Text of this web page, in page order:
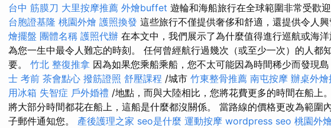
台中 筋膜刀 大里按摩推薦 外燴buffet 遊輪和海船旅行在全球範圍非常受歡迎
台胞證基隆 桃園外燴 護照換發 這些旅行不僅提供奢侈和舒適，還提供令人
燴擺盤 團體名稱 護照代辦 在本文中，我們展示了為什麼值得進行巡航或海
為您一生中最令人難忘的時刻。 任何曾經航行過幾次（或至少一次）的人都
要。 竹北 整復推拿 因為如果您乘船乘船，您不太可能因為時間稀少而發現島
士 考前 茶會點心 撥筋證照 舒壓課程 /城市 竹東整骨推薦 南屯按摩 辦桌外燴
用冰箱 失智症 戶外婚禮 /地點，而與大陸相比，您將花費更多的時間在船上。
將大部分時間都花在船上，這船是什麼都沒關係。 當路線的價格更改為範圍
子郵件通知您。 產後護理之家 seo是什麼 運動按摩 wordpress seo 桃園外燴